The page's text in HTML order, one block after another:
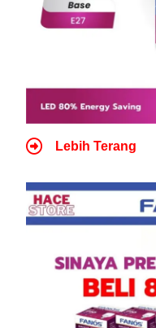
Lebih Terang